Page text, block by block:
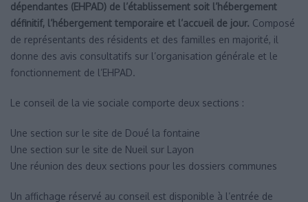
dépendantes (EHPAD) de l’établissement soit l’hébergement
définitif, l’hébergement temporaire et l’accueil de jour. Composé
de représentants des résidents et des familles en majorité, il
donne des avis consultatifs sur l’organisation générale et le
fonctionnement de l’EHPAD.
Le conseil de la vie sociale comporte deux sections :
Une section sur le site de Doué la fontaine
Une section sur le site de Nueil sur Layon
Une réunion des deux sections pour les dossiers communes
Un affichage réservé au conseil est disponible à l’entrée de